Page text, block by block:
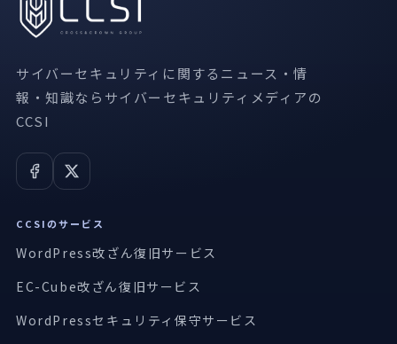
サイバーセキュリティに関するニュース・情
報・知識ならサイバーセキュリティメディアの
CCSI
CCSIのサービス
WordPress改ざん復旧サービス
EC-Cube改ざん復旧サービス
WordPressセキュリティ保守サービス